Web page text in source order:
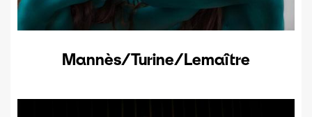
Mannès/Turine/Lemaître